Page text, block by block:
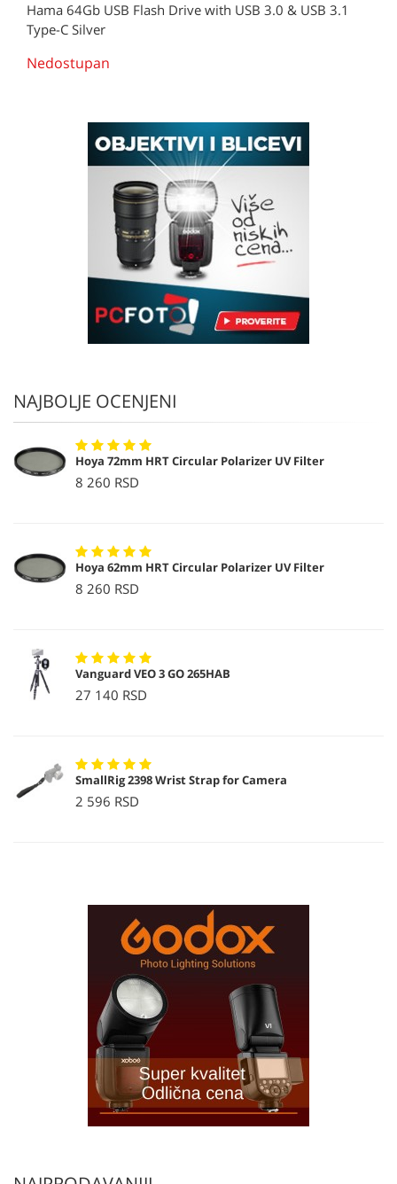
Hama 64Gb USB Flash Drive with USB 3.0 & USB 3.1
Type-C Silver
Nedostupan
NAJBOLJE OCENJENI
Hoya 72mm HRT Circular Polarizer UV Filter
8 260 RSD
Hoya 62mm HRT Circular Polarizer UV Filter
8 260 RSD
Vanguard VEO 3 GO 265HAB
27 140 RSD
SmallRig 2398 Wrist Strap for Camera
2 596 RSD